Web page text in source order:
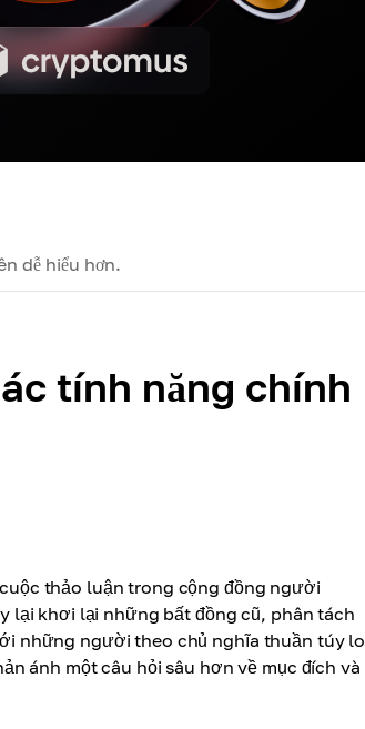
dễ hiểu hơn.
tính năng chính
thảo luận trong cộng đồng người
lại khơi lại những bất đồng cũ, phân tách
những người theo chủ nghĩa thuần túy lo
ánh một câu hỏi sâu hơn về mục đích và